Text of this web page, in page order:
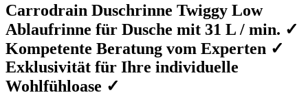
Carrodrain Duschrinne Twiggy Low
Ablaufrinne für Dusche mit 31 L / min. ✓
Kompetente Beratung vom Experten ✓
Exklusivität für Ihre individuelle
Wohlfühloase ✓